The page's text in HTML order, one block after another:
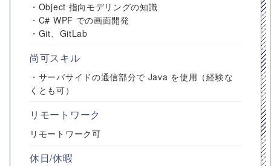
・Object 指向モデリングの知識
・C# WPF での画面開発
・Git、GitLab
尚可スキル
・サーバサイドの通信部分で Java を使用（経験な
くとも可）
リモートワーク
リモートワーク可
休日/休暇